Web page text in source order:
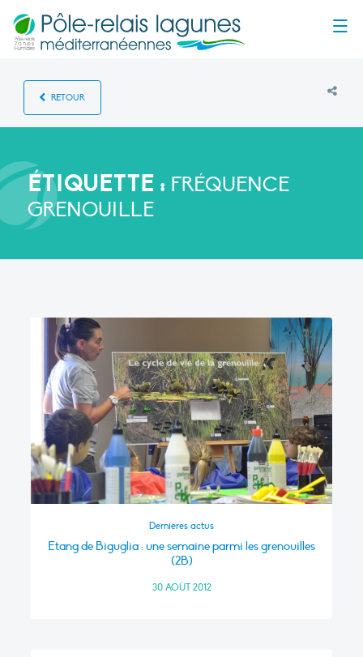
RETOUR
ÉTIQUETTE : FRÉQUENCE
GRENOUILLE
Dernières actus
Etang de Biguglia : une semaine parmi les grenouilles
(2B)
30 AOÛT 2012